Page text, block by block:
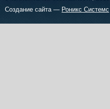
Создание сайта — Роникс Системс